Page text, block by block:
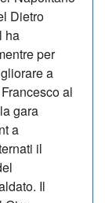
Dietro
ha
per
a
al
gara
a
il
Il